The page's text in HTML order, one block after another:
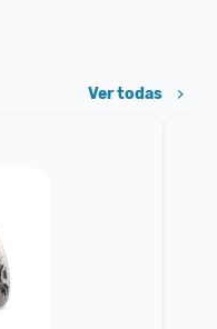
Ver todas